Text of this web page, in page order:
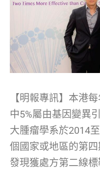
【明報專訊】本港
中5%屬由基因變異
大腫瘤學系於2014
個國家或地區的第
發現獲處方第二線